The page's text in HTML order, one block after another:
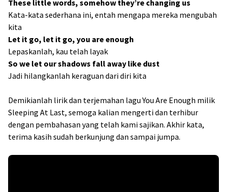
These little words, somehow they’re changing us
Kata-kata sederhana ini, entah mengapa mereka mengubah
kita
Let it go, let it go, you are enough
Lepaskanlah, kau telah layak
So we let our shadows fall away like dust
Jadi hilangkanlah keraguan dari diri kita
Demikianlah lirik dan terjemahan lagu You Are Enough milik
Sleeping At Last, semoga kalian mengerti dan terhibur
dengan pembahasan yang telah kami sajikan. Akhir kata,
terima kasih sudah berkunjung dan sampai jumpa.